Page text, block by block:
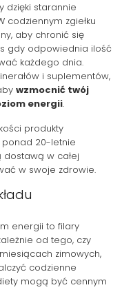
dzięki starannie
codziennym zgiełku
aby chronić się
gdy odpowiednia ilość
każdego dnia.
i suplementów,
wzmocnić twój
energii.
produkty
ponad 20-letnie
dostawą w całej
w swoje zdrowie.
energii to filary
od tego, czy
zimowych,
codzienne
mogą być cennym